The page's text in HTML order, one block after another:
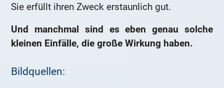
Sie erfüllt ihren Zweck erstaunlich gut.
Und manchmal sind es eben genau solche
kleinen Einfälle, die große Wirkung haben.
Bildquellen: